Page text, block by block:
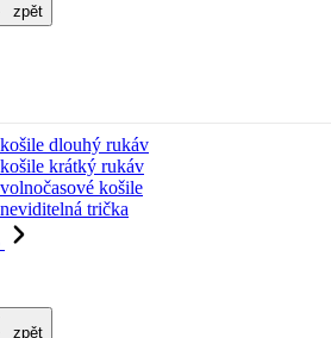
zpět
dlouhý rukáv
krátký rukáv
košile
trička
zpět